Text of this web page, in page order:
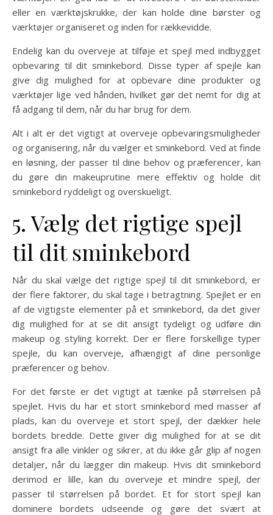
eller en værktøjskrukke, der kan holde dine børster og
værktøjer organiseret og inden for rækkevidde.
Endelig kan du overveje at tilføje et spejl med indbygget
opbevaring til dit sminkebord. Disse typer af spejle kan
give dig mulighed for at opbevare dine produkter og
værktøjer lige ved hånden, hvilket gør det nemt for dig at
få adgang til dem, når du har brug for dem.
Alt i alt er det vigtigt at overveje opbevaringsmuligheder
og organisering, når du vælger et sminkebord. Ved at finde
en løsning, der passer til dine behov og præferencer, kan
du gøre din makeuprutine mere effektiv og holde dit
sminkebord ryddeligt og overskueligt.
5. Vælg det rigtige spejl
til dit sminkebord
Når du skal vælge det rigtige spejl til dit sminkebord, er
der flere faktorer, du skal tage i betragtning. Spejlet er en
af de vigtigste elementer på et sminkebord, da det giver
dig mulighed for at se dit ansigt tydeligt og udføre din
makeup og styling korrekt. Der er flere forskellige typer
spejle, du kan overveje, afhængigt af dine personlige
præferencer og behov.
For det første er det vigtigt at tænke på størrelsen på
spejlet. Hvis du har et stort sminkebord med masser af
plads, kan du overveje et stort spejl, der dækker hele
bordets bredde. Dette giver dig mulighed for at se dit
ansigt fra alle vinkler og sikrer, at du ikke går glip af nogen
detaljer, når du lægger din makeup. Hvis dit sminkebord
derimod er lille, kan du overveje et mindre spejl, der
passer til størrelsen på bordet. Et for stort spejl kan
dominere bordets udseende og gøre det svært at